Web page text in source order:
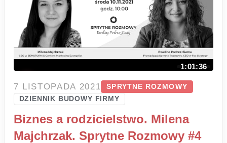
1:01:36
7 LISTOPADA 2021
SPRYTNE ROZMOWY
DZIENNIK BUDOWY FIRMY
Biznes a rodzicielstwo. Milena
Majchrzak. Sprytne Rozmowy #4